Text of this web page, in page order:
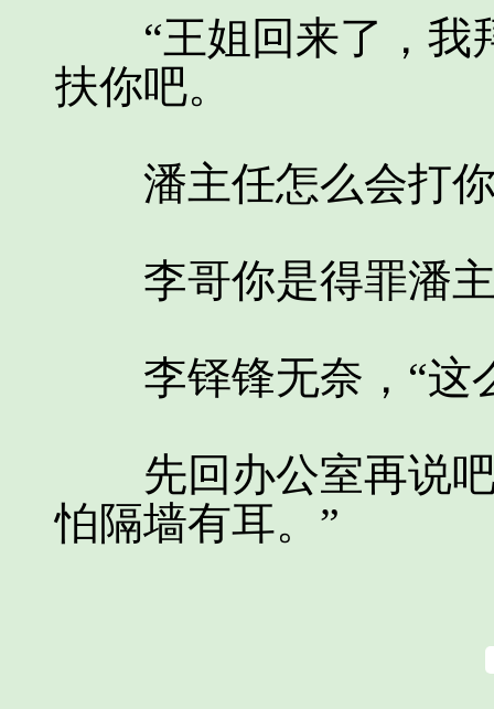
“王姐回来了，我
扶你吧。
潘主任怎么会打你
李哥你是得罪潘主
李铎锋无奈，“这
先回办公室再说吧
怕隔墙有耳。”